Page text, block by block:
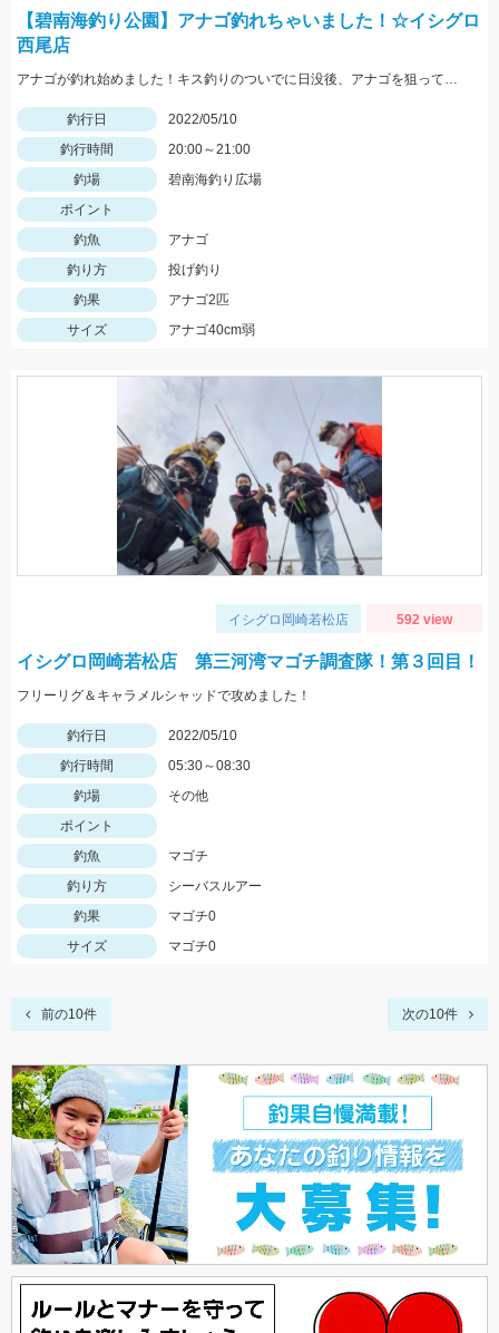
【碧南海釣り公園】アナゴ釣れちゃいました！☆イシグロ
西尾店
アナゴが釣れ始めました！キス釣りのついでに日没後、アナゴを狙ってみませんか？
釣行日
2022/05/10
釣行時間
20:00～21:00
釣場
碧南海釣り広場
ポイント
釣魚
アナゴ
釣り方
投げ釣り
釣果
アナゴ2匹
サイズ
アナゴ40cm弱
イシグロ岡崎若松店 592 view
イシグロ岡崎若松店 第三河湾マゴチ調査隊！第３回目！
フリーリグ＆キャラメルシャッドで攻めました！
釣行日
2022/05/10
釣行時間
05:30～08:30
釣場
その他
ポイント
釣魚
マゴチ
釣り方
シーバスルアー
釣果
マゴチ0
サイズ
マゴチ0
前の10件 次の10件